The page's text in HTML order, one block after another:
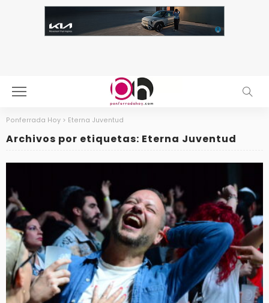
Ponferrada Hoy > Eterna Juventud
Archivos por etiquetas: Eterna Juventud